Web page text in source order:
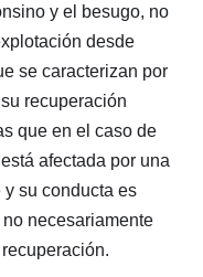
y el besugo, no
desde
se caracterizan por
recuperación
que en el caso de
afectada por una
su conducta es
necesariamente